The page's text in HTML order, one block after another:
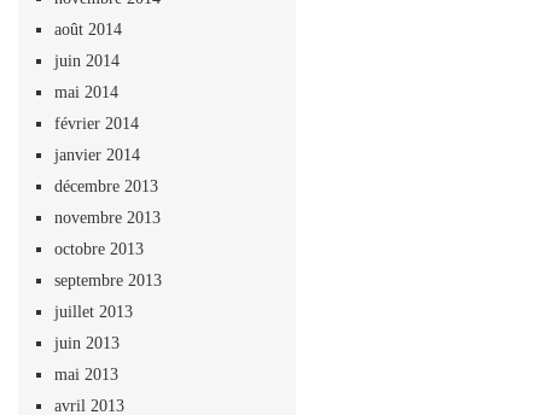
août 2014
juin 2014
mai 2014
février 2014
janvier 2014
décembre 2013
novembre 2013
octobre 2013
septembre 2013
juillet 2013
juin 2013
mai 2013
avril 2013